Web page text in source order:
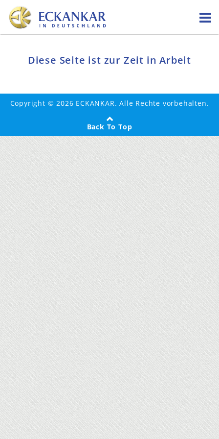
Skip
content
Diese Seite ist zur Zeit in Arbeit
Copyright © 2026 ECKANKAR. Alle Rechte vorbehalten.
Back To Top